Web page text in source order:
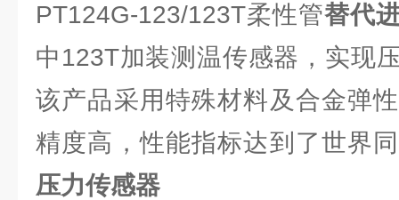
PT124G-123/123T柔性管替代
中123T加装测温传感器，实现
该产品采用特殊材料及合金弹
精度高，性能指标达到了世界
压力传感器